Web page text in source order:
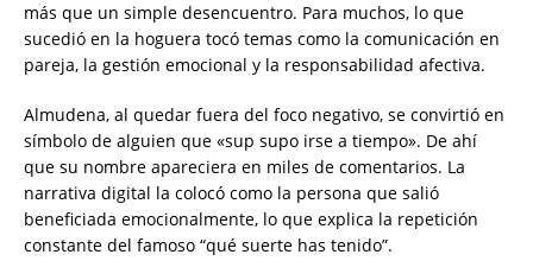
más que un simple desencuentro. Para muchos, lo que
sucedió en la hoguera tocó temas como la comunicación en
pareja, la gestión emocional y la responsabilidad afectiva.
Almudena, al quedar fuera del foco negativo, se convirtió en
símbolo de alguien que «sup supo irse a tiempo». De ahí
que su nombre apareciera en miles de comentarios. La
narrativa digital la colocó como la persona que salió
beneficiada emocionalmente, lo que explica la repetición
constante del famoso “qué suerte has tenido”.